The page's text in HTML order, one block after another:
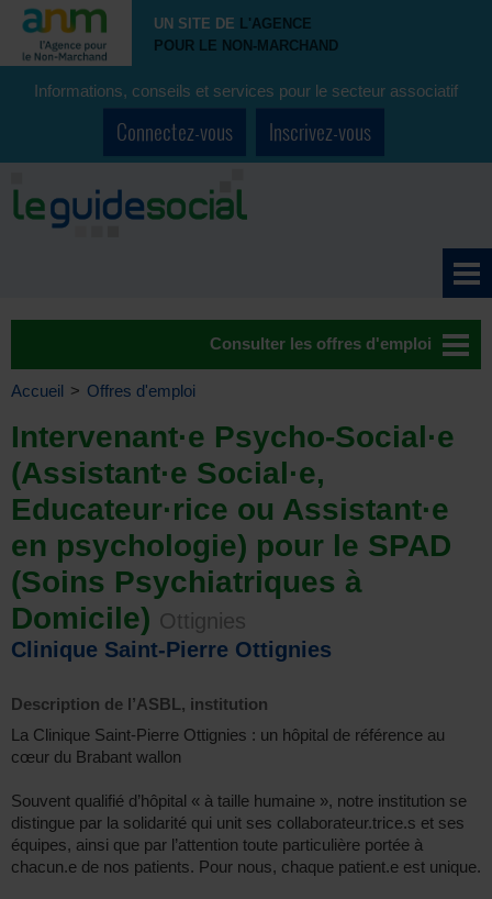
UN SITE DE L'AGENCE
POUR LE NON-MARCHAND
Informations, conseils et services pour le secteur associatif
Connectez-vous Inscrivez-vous
Consulter les offres d'emploi
Accueil > Offres d'emploi
Intervenant·e Psycho-Social·e
(Assistant·e Social·e,
Educateur·rice ou Assistant·e
en psychologie) pour le SPAD
(Soins Psychiatriques à
Domicile) Ottignies
Clinique Saint-Pierre Ottignies
Description de l’ASBL, institution
La Clinique Saint-Pierre Ottignies : un hôpital de référence au
cœur du Brabant wallon
Souvent qualifié d’hôpital « à taille humaine », notre institution se
distingue par la solidarité qui unit ses collaborateur.trice.s et ses
équipes, ainsi que par l’attention toute particulière portée à
chacun.e de nos patients. Pour nous, chaque patient.e est unique.